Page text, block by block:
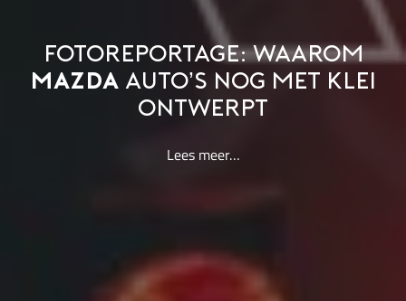
FOTOREPORTAGE: WAAROM
MAZDA AUTO’S NOG MET KLEI
ONTWERPT
Lees meer…